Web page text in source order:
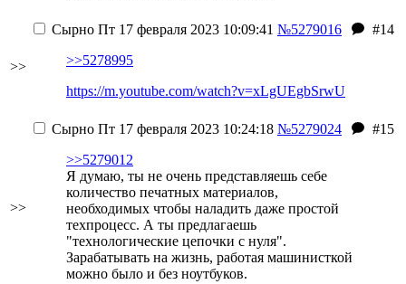
>>
Сырно Пт 17 февраля 2023 10:09:41 №5279016
#14
>>5278995
https://m.youtube.com/watch?v=xLgUEgbSrwU
>>
Сырно Пт 17 февраля 2023 10:24:18 №5279024
#15
>>5279012
Я думаю, ты не очень представляешь себе
количество печатных материалов,
необходимых чтобы наладить даже простой
техпроцесс. А ты предлагаешь
"технологические цепочки с нуля".
Зарабатывать на жизнь, работая машинисткой
можно было и без ноутбуков.